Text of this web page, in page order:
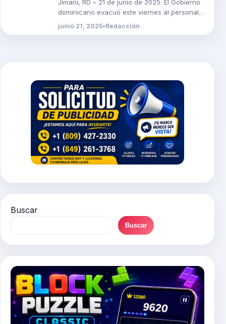
Jimaní, RD – 21 de junio de 2025. El Gobierno
dominicano evacuó este viernes al personal
diplomático que laboraba en la embajada […]
junio 21, 2025•Redacción
Buscar
Buscar